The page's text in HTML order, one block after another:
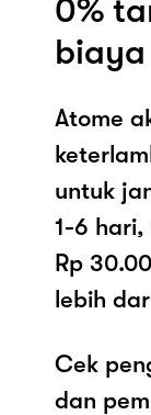
0%
Atome
untuk
1-6 hari,
Rp
lebih
Cek
dan